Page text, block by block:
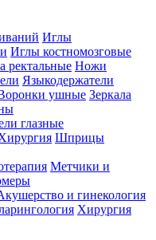
Иглы
Иглы костномозговые
ректальные Ножи
Языкодержатели
ушные Зеркала
глазные
Шприцы
Метчики и
и гинекология
Хирургия